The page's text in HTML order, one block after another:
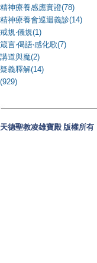
精神療養感應實證(78)
精神療養會巡迴義診(14)
戒規‧儀規(1)
箴言‧偈語‧感化歌(7)
講道與魔(2)
疑義釋解(14)
(929)
天德聖教凌雄寶殿 版權所有